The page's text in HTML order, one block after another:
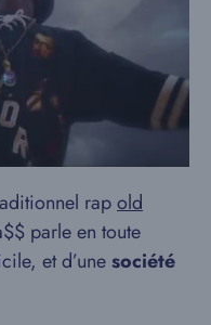
rapold
parle en toute
et d’unesociété